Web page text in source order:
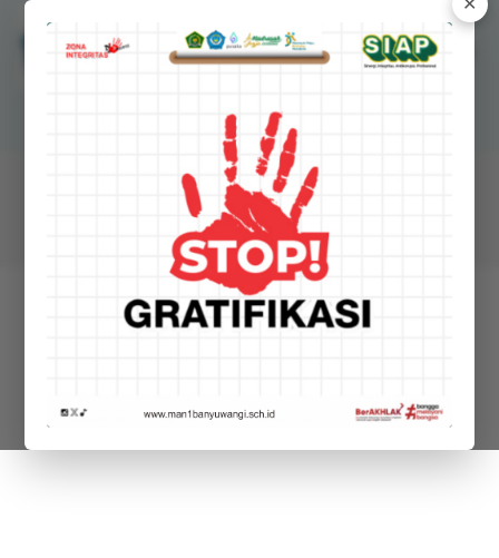
MANSAWANGI
Madrasah Aliyah Negeri 1 Banyuwangi
STAF